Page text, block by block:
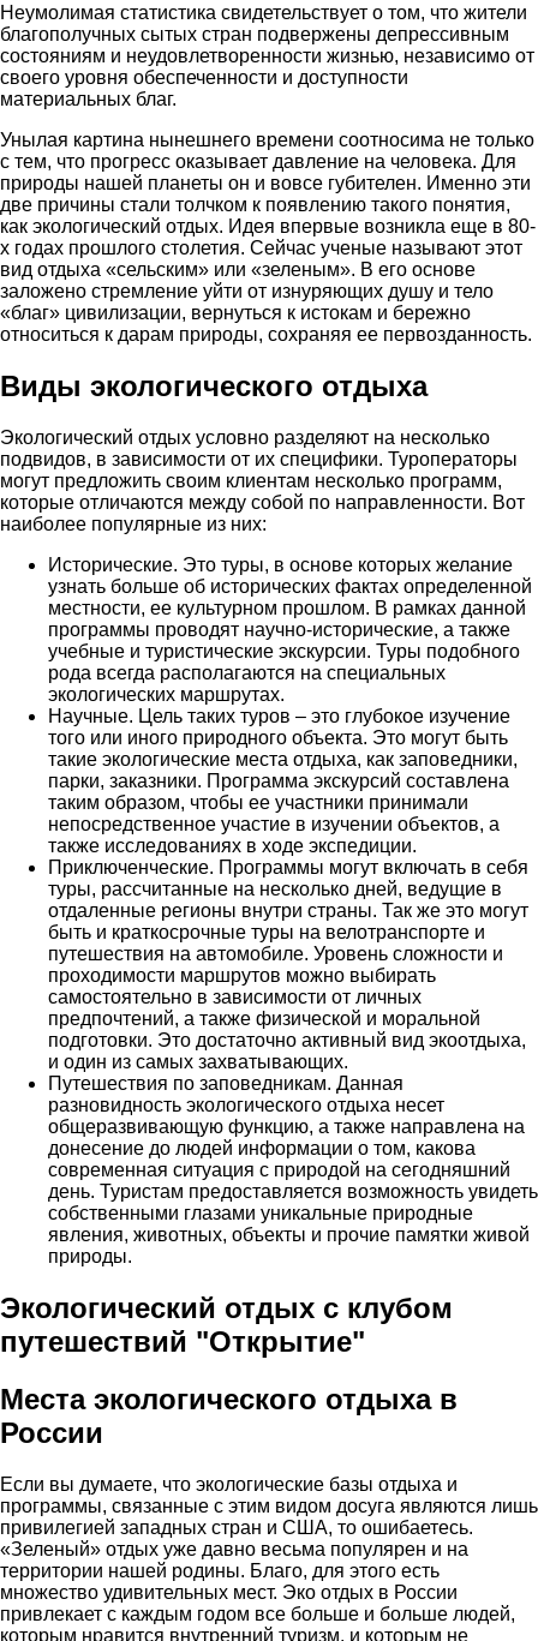
Неумолимая статистика свидетельствует о том, что жители
благополучных сытых стран подвержены депрессивным
состояниям и неудовлетворенности жизнью, независимо от
своего уровня обеспеченности и доступности
материальных благ.
Унылая картина нынешнего времени соотносима не только
с тем, что прогресс оказывает давление на человека. Для
природы нашей планеты он и вовсе губителен. Именно эти
две причины стали толчком к появлению такого понятия,
как экологический отдых. Идея впервые возникла еще в 80-
х годах прошлого столетия. Сейчас ученые называют этот
вид отдыха «сельским» или «зеленым». В его основе
заложено стремление уйти от изнуряющих душу и тело
«благ» цивилизации, вернуться к истокам и бережно
относиться к дарам природы, сохраняя ее первозданность.
Виды экологического отдыха
Экологический отдых условно разделяют на несколько
подвидов, в зависимости от их специфики. Туроператоры
могут предложить своим клиентам несколько программ,
которые отличаются между собой по направленности. Вот
наиболее популярные из них:
Исторические. Это туры, в основе которых желание
узнать больше об исторических фактах определенной
местности, ее культурном прошлом. В рамках данной
программы проводят научно-исторические, а также
учебные и туристические экскурсии. Туры подобного
рода всегда располагаются на специальных
экологических маршрутах.
Научные. Цель таких туров – это глубокое изучение
того или иного природного объекта. Это могут быть
такие экологические места отдыха, как заповедники,
парки, заказники. Программа экскурсий составлена
таким образом, чтобы ее участники принимали
непосредственное участие в изучении объектов, а
также исследованиях в ходе экспедиции.
Приключенческие. Программы могут включать в себя
туры, рассчитанные на несколько дней, ведущие в
отдаленные регионы внутри страны. Так же это могут
быть и краткосрочные туры на велотранспорте и
путешествия на автомобиле. Уровень сложности и
проходимости маршрутов можно выбирать
самостоятельно в зависимости от личных
предпочтений, а также физической и моральной
подготовки. Это достаточно активный вид экоотдыха,
и один из самых захватывающих.
Путешествия по заповедникам. Данная
разновидность экологического отдыха несет
общеразвивающую функцию, а также направлена на
донесение до людей информации о том, какова
современная ситуация с природой на сегодняшний
день. Туристам предоставляется возможность увидеть
собственными глазами уникальные природные
явления, животных, объекты и прочие памятки живой
природы.
Экологический отдых с клубом
путешествий "Открытие"
Места экологического отдыха в
России
Если вы думаете, что экологические базы отдыха и
программы, связанные с этим видом досуга являются лишь
привилегией западных стран и США, то ошибаетесь.
«Зеленый» отдых уже давно весьма популярен и на
территории нашей родины. Благо, для этого есть
множество удивительных мест. Эко отдых в России
привлекает с каждым годом все больше и больше людей,
которым нравится внутренний туризм, и которым не